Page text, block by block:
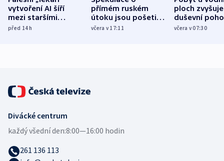
vytvoření AI šíří
mezi staršími
Poláky nebezpečné
před 14h
přímém ruském
útoku jsou pošetilé,
míní estonský
včera v 17:11
ploch zvyšuje
duševní
ukázala
včera v 07:30
Divácké centrum
každý všední den:8:00—16:00 hodin
261 136 113